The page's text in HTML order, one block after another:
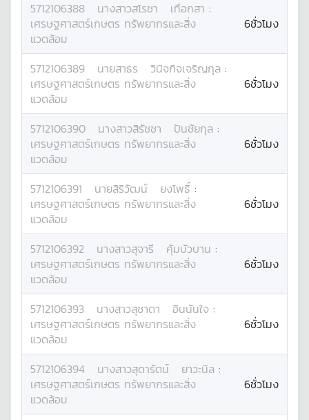
5712106388 นางสาวสโรชา เทือกสา :
เศรษฐศาสตร์เกษตร ทรัพยากรและสิ่ง
แวดล้อม
6ชั่วโมง
5712106389 นายสาธร วินิจกิจเจริญกุล :
เศรษฐศาสตร์เกษตร ทรัพยากรและสิ่ง
แวดล้อม
6ชั่วโมง
5712106390 นางสาวสิรัชชา ปันชัยกุล :
เศรษฐศาสตร์เกษตร ทรัพยากรและสิ่ง
แวดล้อม
6ชั่วโมง
5712106391 นายสิริวัฒน์ ยงโพธิ์ :
เศรษฐศาสตร์เกษตร ทรัพยากรและสิ่ง
แวดล้อม
6ชั่วโมง
5712106392 นางสาวสุจารี คุ้มบัวบาน :
เศรษฐศาสตร์เกษตร ทรัพยากรและสิ่ง
แวดล้อม
6ชั่วโมง
5712106393 นางสาวสุชาดา อินนันใจ :
เศรษฐศาสตร์เกษตร ทรัพยากรและสิ่ง
แวดล้อม
6ชั่วโมง
5712106394 นางสาวสุดารัตน์ ยาวะนิล :
เศรษฐศาสตร์เกษตร ทรัพยากรและสิ่ง
แวดล้อม
6ชั่วโมง